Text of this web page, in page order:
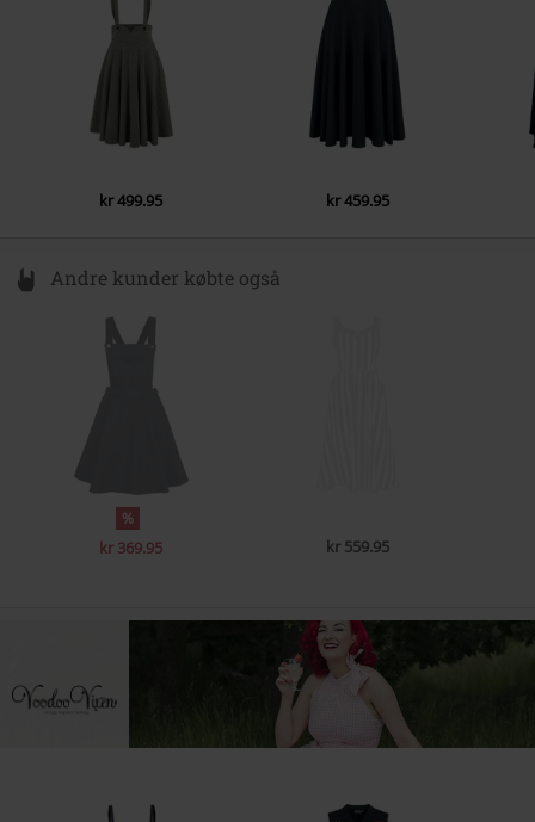
kr 499.95 kr 459.95
Andre kunder købte også
%
kr 369.95 kr 559.95